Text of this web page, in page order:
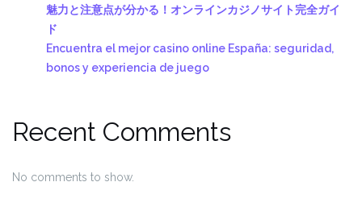
魅力と注意点が分かる！オンラインカジノサイト完全ガイ
ド
Encuentra el mejor casino online España: seguridad,
bonos y experiencia de juego
Recent Comments
No comments to show.